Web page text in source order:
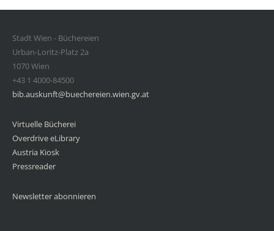
Stadt Wien - Büchereien
Urban-Loritz-Platz 2a
1070 Wien
+43 1 4000-84500
bib.auskunft@buechereien.wien.gv.at
Virtuelle Bücherei
Overdrive eLibrary
Austria Kiosk
Pressreader
Newsletter abonnieren